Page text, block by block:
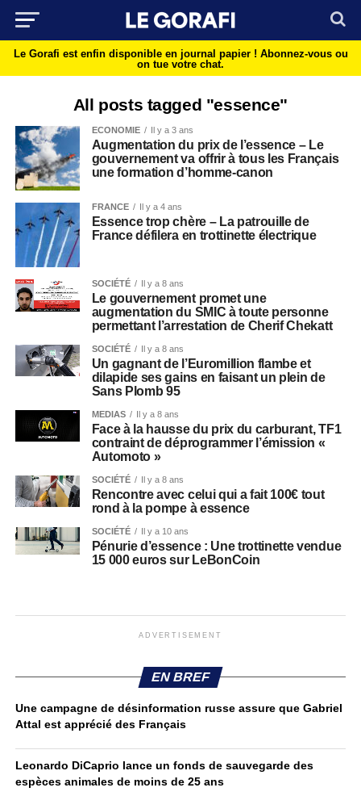
Le Gorafi est enfin disponible en journal papier ! Abonnez-vous ou
on tue votre chat.
All posts tagged "essence"
ECONOMIE Il y a 3 ans
Augmentation du prix de l’essence – Le
gouvernement va offrir à tous les Français
une formation d’homme-canon
FRANCE Il y a 4 ans
Essence trop chère – La patrouille de
France défilera en trottinette électrique
SOCIÉTÉ Il y a 8 ans
Le gouvernement promet une
augmentation du SMIC à toute personne
permettant l’arrestation de Cherif Chekatt
SOCIÉTÉ Il y a 8 ans
Un gagnant de l’Euromillion flambe et
dilapide ses gains en faisant un plein de
Sans Plomb 95
MEDIAS Il y a 8 ans
Face à la hausse du prix du carburant, TF1
contraint de déprogrammer l’émission «
Automoto »
SOCIÉTÉ Il y a 8 ans
Rencontre avec celui qui a fait 100€ tout
rond à la pompe à essence
SOCIÉTÉ Il y a 10 ans
Pénurie d’essence : Une trottinette vendue
15 000 euros sur LeBonCoin
ADVERTISEMENT
EN BREF
Une campagne de désinformation russe assure que Gabriel
Attal est apprécié des Français
Leonardo DiCaprio lance un fonds de sauvegarde des
espèces animales de moins de 25 ans